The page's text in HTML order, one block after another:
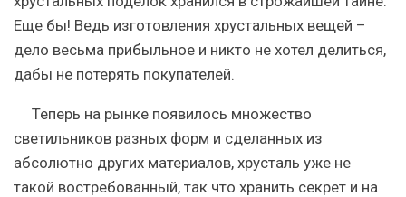
Еще бы! Ведь изготовления хрустальных вещей –
дело весьма прибыльное и никто не хотел делиться,
дабы не потерять покупателей.
Теперь на рынке появилось множество
светильников разных форм и сделанных из
абсолютно других материалов, хрусталь уже не
такой востребованный, так что хранить секрет и на